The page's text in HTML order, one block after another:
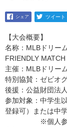
シェア ツイート
【大会概要】
名称：MLBドリー
FRIENDLY MATCH
主催：MLBドリー
特別協賛：ゼビオ
後援：公益財団法
参加対象：中学生
登録可）または中
※個人参加の方